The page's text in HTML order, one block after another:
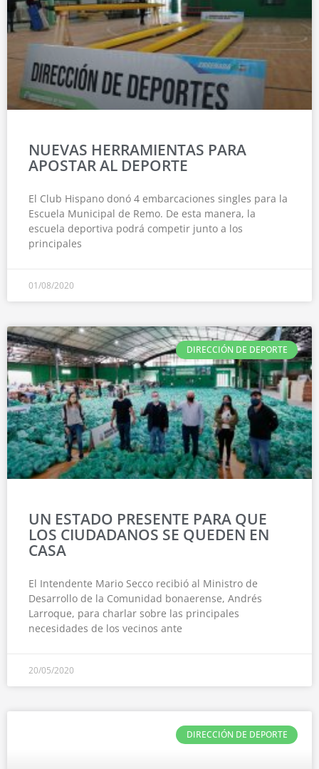
NUEVAS HERRAMIENTAS PARA
APOSTAR AL DEPORTE
El Club Hispano donó 4 embarcaciones singles para la
Escuela Municipal de Remo. De esta manera, la
escuela deportiva podrá competir junto a los
principales
01/08/2020
DIRECCIÓN DE DEPORTE
UN ESTADO PRESENTE PARA QUE
LOS CIUDADANOS SE QUEDEN EN
CASA
El Intendente Mario Secco recibió al Ministro de
Desarrollo de la Comunidad bonaerense, Andrés
Larroque, para charlar sobre las principales
necesidades de los vecinos ante
20/05/2020
DIRECCIÓN DE DEPORTE